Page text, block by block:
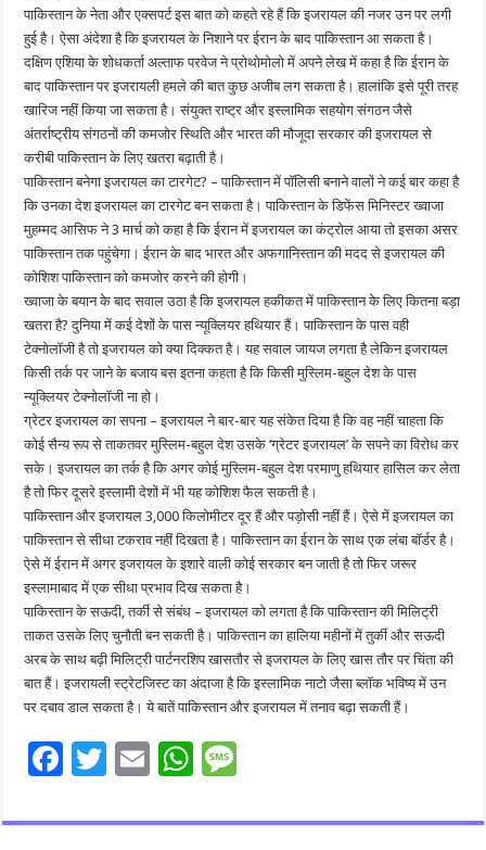
पाकिस्तान के नेता और एक्सपर्ट इस बात को कहते रहे हैं कि इजरायल की नजर उन पर लगी
हुई है। ऐसा अंदेशा है कि इजरायल के निशाने पर ईरान के बाद पाकिस्तान आ सकता है।
दक्षिण एशिया के शोधकर्ता अल्ताफ परवेज ने प्रोथोमोलो में अपने लेख में कहा है कि ईरान के
बाद पाकिस्तान पर इजरायली हमले की बात कुछ अजीब लग सकता है। हालांकि इसे पूरी तरह
खारिज नहीं किया जा सकता है। संयुक्त राष्ट्र और इस्लामिक सहयोग संगठन जैसे
अंतर्राष्ट्रीय संगठनों की कमजोर स्थिति और भारत की मौजूदा सरकार की इजरायल से
करीबी पाकिस्तान के लिए खतरा बढ़ाती है।
पाकिस्तान बनेगा इजरायल का टारगेट? – पाकिस्तान में पॉलिसी बनाने वालों ने कई बार कहा है
कि उनका देश इजरायल का टारगेट बन सकता है। पाकिस्तान के डिफेंस मिनिस्टर ख्वाजा
मुहम्मद आसिफ ने 3 मार्च को कहा है कि ईरान में इजरायल का कंट्रोल आया तो इसका असर
पाकिस्तान तक पहुंचेगा। ईरान के बाद भारत और अफगानिस्तान की मदद से इजरायल की
कोशिश पाकिस्तान को कमजोर करने की होगी।
ख्वाजा के बयान के बाद सवाल उठा है कि इजरायल हकीकत में पाकिस्तान के लिए कितना बड़ा
खतरा है? दुनिया में कई देशों के पास न्यूक्लियर हथियार हैं। पाकिस्तान के पास वही
टेक्नोलॉजी है तो इजरायल को क्या दिक्कत है। यह सवाल जायज लगता है लेकिन इजरायल
किसी तर्क पर जाने के बजाय बस इतना कहता है कि किसी मुस्लिम-बहुल देश के पास
न्यूक्लियर टेक्नोलॉजी ना हो।
ग्रेटर इजरायल का सपना – इजरायल ने बार-बार यह संकेत दिया है कि वह नहीं चाहता कि
कोई सैन्य रूप से ताकतवर मुस्लिम-बहुल देश उसके ‘ग्रेटर इजरायल’ के सपने का विरोध कर
सके। इजरायल का तर्क है कि अगर कोई मुस्लिम-बहुल देश परमाणु हथियार हासिल कर लेता
है तो फिर दूसरे इस्लामी देशों में भी यह कोशिश फैल सकती है।
पाकिस्तान और इजरायल 3,000 किलोमीटर दूर हैं और पड़ोसी नहीं हैं। ऐसे में इजरायल का
पाकिस्तान से सीधा टकराव नहीं दिखता है। पाकिस्तान का ईरान के साथ एक लंबा बॉर्डर है।
ऐसे में ईरान में अगर इजरायल के इशारे वाली कोई सरकार बन जाती है तो फिर जरूर
इस्लामाबाद में एक सीधा प्रभाव दिख सकता है।
पाकिस्तान के सऊदी, तर्की से संबंध – इजरायल को लगता है कि पाकिस्तान की मिलिट्री
ताकत उसके लिए चुनौती बन सकती है। पाकिस्तान का हालिया महीनों में तुर्की और सऊदी
अरब के साथ बढ़ी मिलिट्री पार्टनरशिप खासतौर से इजरायल के लिए खास तौर पर चिंता की
बात हैं। इजरायली स्ट्रेटजिस्ट का अंदाजा है कि इस्लामिक नाटो जैसा ब्लॉक भविष्य में उन
पर दबाव डाल सकता है। ये बातें पाकिस्तान और इजरायल में तनाव बढ़ा सकती हैं।
F
e
T
tt
E
ai
W
at sa